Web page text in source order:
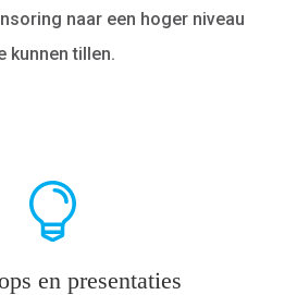
naar een hoger niveau
kunnen tillen.
en presentaties